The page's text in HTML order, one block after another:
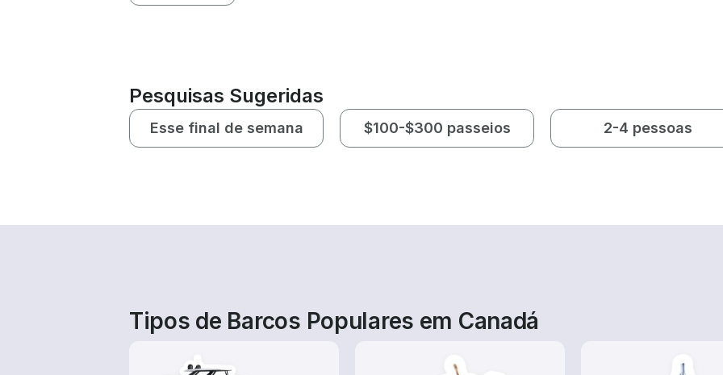
Pesquisas Sugeridas
Esse final de semana $100-$300 passeios 2-4 pessoas
Tipos de Barcos Populares em Canadá